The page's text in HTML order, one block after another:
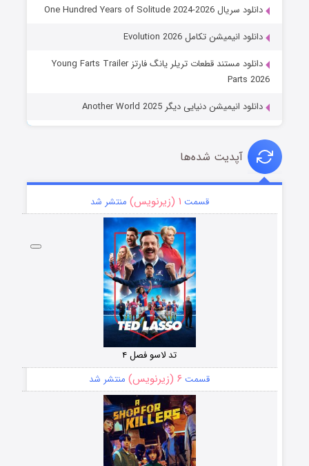
دانلود سریال One Hundred Years of Solitude 2024-2026
دانلود انیمیشن تکامل Evolution 2026
دانلود مستند قطعات تریلر یانگ فارتز Young Farts Trailer
Parts 2026
دانلود انیمیشن دنیایی دیگر Another World 2025
آپدیت شده‌ها
قسمت ۱ (زیرنویس) منتشر شد
تد لاسو فصل ۴
قسمت ۶ (زیرنویس) منتشر شد